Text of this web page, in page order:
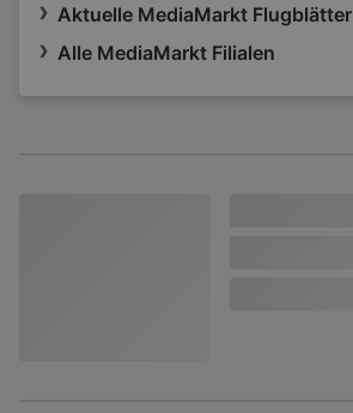
Aktuelle MediaMarkt Flugblätter
Alle MediaMarkt Filialen